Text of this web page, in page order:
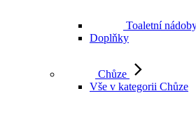
Toaletní
Doplňky
Chůze
Vše v kategorii Chůze